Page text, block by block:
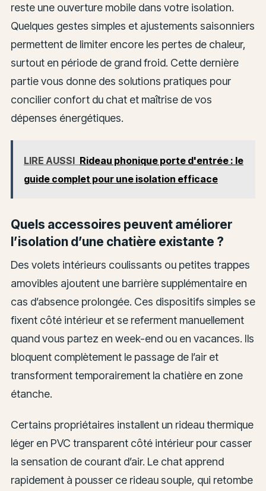
reste une ouverture mobile dans votre isolation.
Quelques gestes simples et ajustements saisonniers
permettent de limiter encore les pertes de chaleur,
surtout en période de grand froid. Cette dernière
partie vous donne des solutions pratiques pour
concilier confort du chat et maîtrise de vos
dépenses énergétiques.
LIRE AUSSI Rideau phonique porte d'entrée : le
guide complet pour une isolation efficace
Quels accessoires peuvent améliorer
l’isolation d’une chatière existante ?
Des volets intérieurs coulissants ou petites trappes
amovibles ajoutent une barrière supplémentaire en
cas d’absence prolongée. Ces dispositifs simples se
fixent côté intérieur et se referment manuellement
quand vous partez en week-end ou en vacances. Ils
bloquent complètement le passage de l’air et
transforment temporairement la chatière en zone
étanche.
Certains propriétaires installent un rideau thermique
léger en PVC transparent côté intérieur pour casser
la sensation de courant d’air. Le chat apprend
rapidement à pousser ce rideau souple, qui retombe